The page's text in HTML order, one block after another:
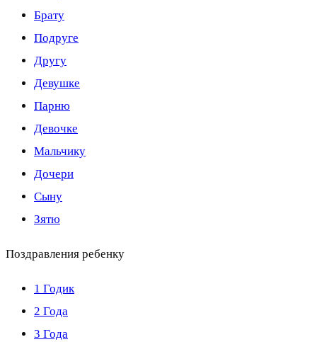
Брату
Подруге
Другу
Девушке
Парню
Девочке
Мальчику
Дочери
Сыну
Зятю
Поздравления ребенку
1 Годик
2 Года
3 Года